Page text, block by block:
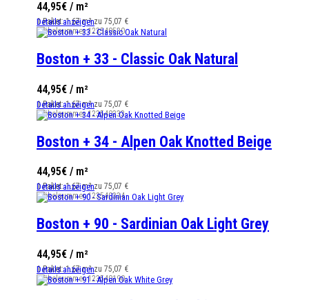
44,95€ / m²
1 Paket: 1.67 m² zu 75,07 €
Artikelnummer 123540530
Details anzeigen
Boston + 33 - Classic Oak Natural
44,95€ / m²
1 Paket: 1.67 m² zu 75,07 €
Artikelnummer 123540233
Details anzeigen
Boston + 34 - Alpen Oak Knotted Beige
44,95€ / m²
1 Paket: 1.67 m² zu 75,07 €
Artikelnummer 123540334
Details anzeigen
Boston + 90 - Sardinian Oak Light Grey
44,95€ / m²
1 Paket: 1.67 m² zu 75,07 €
Artikelnummer 123540190
Details anzeigen